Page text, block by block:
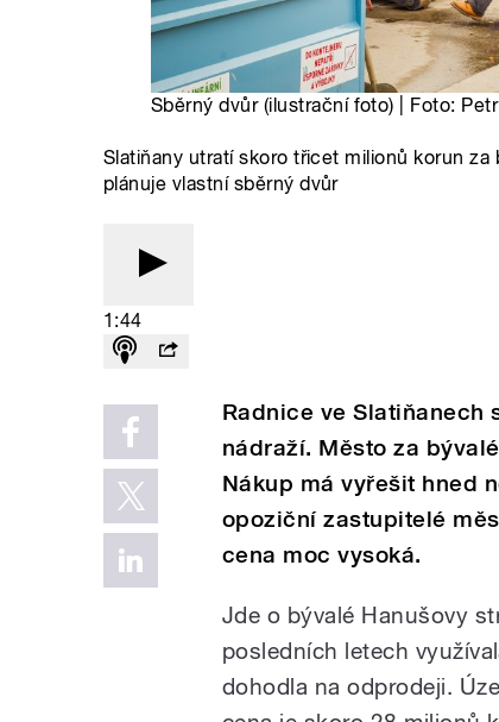
Sběrný dvůr (ilustrační foto) | Foto:
Slatiňany utratí skoro třicet milionů korun
plánuje vlastní sběrný dvůr
1:44
Radnice ve Slatiňanech
nádraží. Město za
Nákup má vyřešit hned
opoziční zastupitelé
cena moc vysoká.
Jde o bývalé Hanušovy
posledních letech
dohodla na odprodeji.